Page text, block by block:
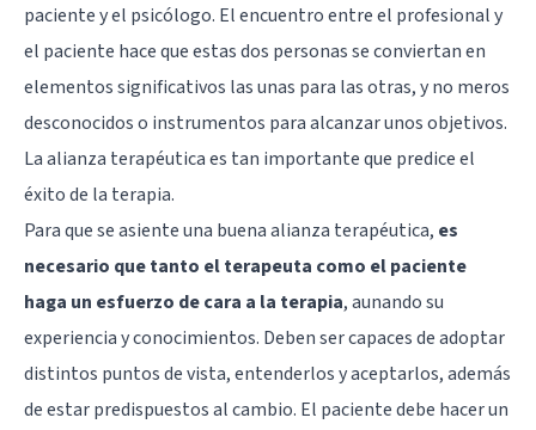
paciente y el psicólogo. El encuentro entre el profesional y
el paciente hace que estas dos personas se conviertan en
elementos significativos las unas para las otras, y no meros
desconocidos o instrumentos para alcanzar unos objetivos.
La alianza terapéutica es tan importante que predice el
éxito de la terapia.
Para que se asiente una buena alianza terapéutica, es
necesario que tanto el terapeuta como el paciente
haga un esfuerzo de cara a la terapia, aunando su
experiencia y conocimientos. Deben ser capaces de adoptar
distintos puntos de vista, entenderlos y aceptarlos, además
de estar predispuestos al cambio. El paciente debe hacer un